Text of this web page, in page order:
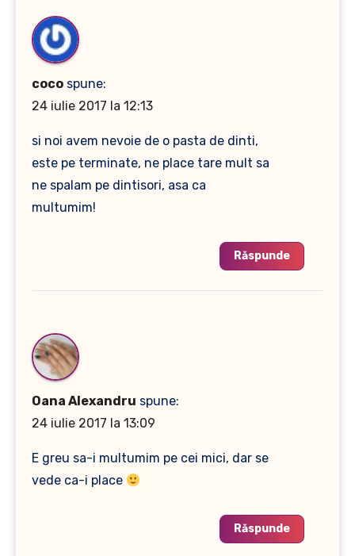
coco spune:
24 iulie 2017 la 12:13
si noi avem nevoie de o pasta de dinti,
este pe terminate, ne place tare mult sa
ne spalam pe dintisori, asa ca
multumim!
Răspunde
Oana Alexandru spune:
24 iulie 2017 la 13:09
E greu sa-i multumim pe cei mici, dar se
vede ca-i place
Răspunde